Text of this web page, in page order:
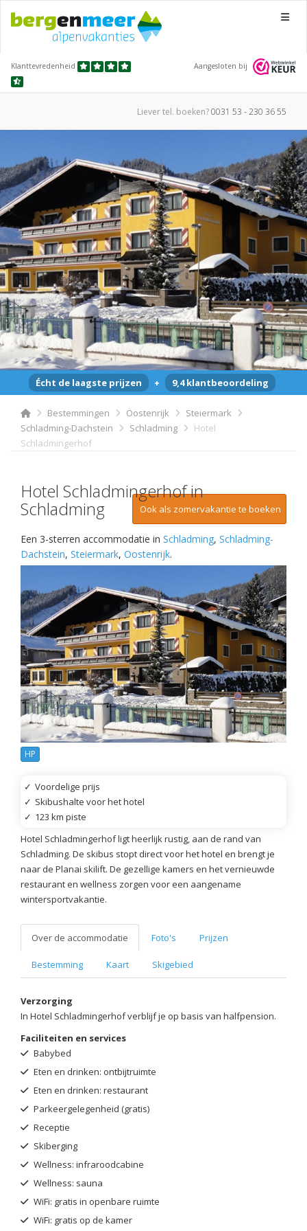
Menu
Klanttevredenheid Aangesloten bij
Liever tel. boeken?0031 53 - 230 36 55
Écht de laagste prijzen + 9,4 klantbeoordeling
Bestemmingen Oostenrijk
Steiermark
Schladming-Dachstein
Schladming
Hotel
Schladmingerhof
Hotel Schladmingerhof in
Schladming Ook als zomervakantie te boeken
Een 3-sterren accommodatie in Schladming, Schladming-
Dachstein, Steiermark, Oostenrijk.
HP
✓ Voordelige prijs
✓ Skibushalte voor het hotel
✓ 123 km piste
Hotel Schladmingerhof ligt heerlijk rustig, aan de rand van
Schladming. De skibus stopt direct voor het hotel en brengt je
naar de Planai skilift. De gezellige kamers en het vernieuwde
restaurant en wellness zorgen voor een aangename
wintersportvakantie.
Over de accommodatie Foto's Prijzen
Bestemming Kaart Skigebied
Verzorging
In Hotel Schladmingerhof verblijf je op basis van halfpension.
Faciliteiten en services
Babybed
Eten en drinken: ontbijtruimte
Eten en drinken: restaurant
Parkeergelegenheid (gratis)
Receptie
Skiberging
Wellness: infraroodcabine
Wellness: sauna
WiFi: gratis in openbare ruimte
WiFi: gratis op de kamer